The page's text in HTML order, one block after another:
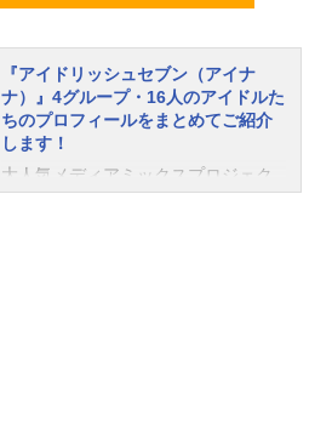
『アイドリッシュセブン（アイナ
ナ）』4グループ・16人のアイドルた
ちのプロフィールをまとめてご紹介
します！
大人気メディアミックスプロジェク